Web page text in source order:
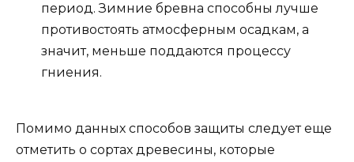
период. Зимние бревна способны лучше
противостоять атмосферным осадкам, а
значит, меньше поддаются процессу
гниения.
Помимо данных способов защиты следует еще
отметить о сортах древесины, которые